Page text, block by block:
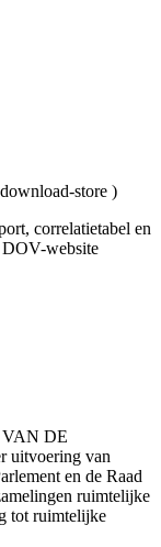
store )
correlatietabel en
DOV-website
DE
uitvoering van
en de Raad
ruimtelijke
tot ruimtelijke